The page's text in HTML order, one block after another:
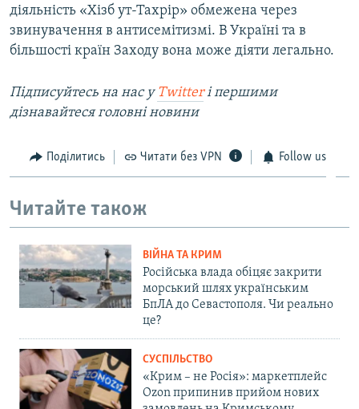
діяльність «Хізб ут-Тахрір» обмежена через
звинувачення в антисемітизмі. В Україні та в
більшості країн Заходу вона може діяти легально.
Підписуйтесь на наc у Twitterі першими
дізнавайтеся головні новини
Поділитись Читати без VPN Follow us
Читайте також
ВІЙНА ТА КРИМ
Російська влада обіцяє закрити
морський шлях українським
БпЛА до Севастополя. Чи реально
це?
СУСПІЛЬСТВО
«Крим – не Росія»: маркетплейс
Ozon припинив прийом нових